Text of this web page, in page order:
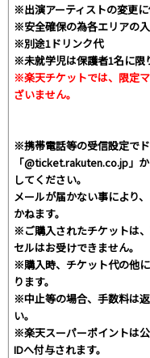
※出演アーティストの変更に
※安全確保の為各エリアの
※別途1ドリンク代
※未就学児は保護者1名に限
※楽天チケットでは、限定
ざいません。
※携帯電話等の受信設定で
「@ticket.rakuten.co.jp」
してください。
メールが届かない事により
かねます。
※ご購入されたチケットは
セルはお受けできません。
※購入時、チケット代の他
ります。
※中止等の場合、手数料は
い。
※楽天スーパーポイントは
IDへ付与されます。